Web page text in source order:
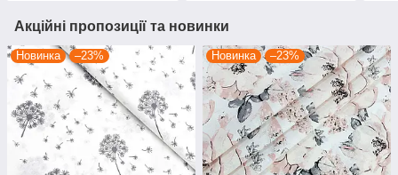
Акційні пропозиції та новинки
Новинка –23% Новинка –23%